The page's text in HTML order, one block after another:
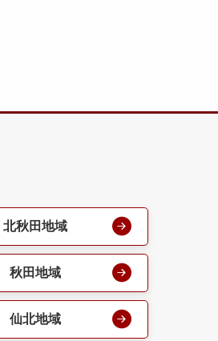
北秋田地域
秋田地域
仙北地域